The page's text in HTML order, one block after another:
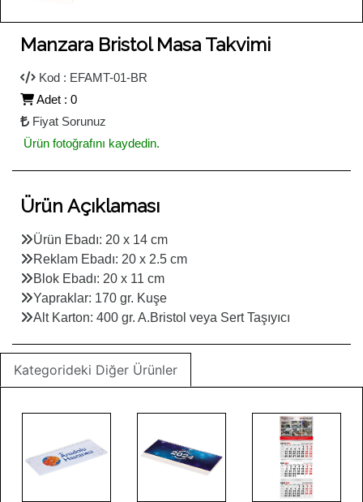
Manzara Bristol Masa Takvimi
Kod : EFAMT-01-BR
Adet : 0
Fiyat Sorunuz
Ürün fotoğrafını kaydedin.
Ürün Açıklaması
Ürün Ebadı: 20 x 14 cm
Reklam Ebadı: 20 x 2.5 cm
Blok Ebadı: 20 x 11 cm
Yapraklar: 170 gr. Kuşe
Alt Karton: 400 gr. A.Bristol veya Sert Taşıyıcı
Kategorideki Diğer Ürünler